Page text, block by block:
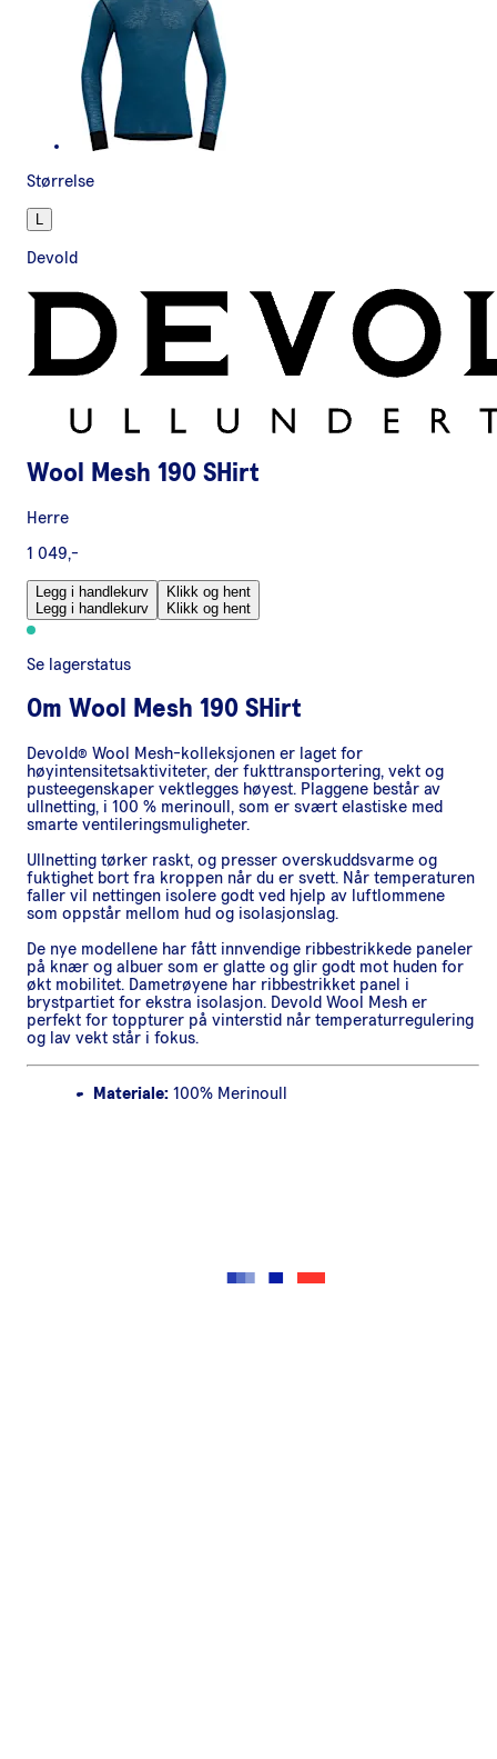
Størrelse
L
Devold
Wool Mesh 190 SHirt
Herre
1 049,-
Legg i handlekurv
Legg i handlekurv
Klikk og hent
Klikk og hent
Se lagerstatus
Om Wool Mesh 190 SHirt
Devold® Wool Mesh-kolleksjonen er laget for
høyintensitetsaktiviteter, der fukttransportering, vekt og
pusteegenskaper vektlegges høyest. Plaggene består av
ullnetting, i 100 % merinoull, som er svært elastiske med
smarte ventileringsmuligheter.
Ullnetting tørker raskt, og presser overskuddsvarme og
fuktighet bort fra kroppen når du er svett. Når temperaturen
faller vil nettingen isolere godt ved hjelp av luftlommene
som oppstår mellom hud og isolasjonslag.
De nye modellene har fått innvendige ribbestrikkede paneler
på knær og albuer som er glatte og glir godt mot huden for
økt mobilitet. Dametrøyene har ribbestrikket panel i
brystpartiet for ekstra isolasjon. Devold Wool Mesh er
perfekt for toppturer på vinterstid når temperaturregulering
og lav vekt står i fokus.
Materiale: 100% Merinoull